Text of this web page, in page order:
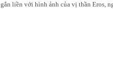
gắn liền với hình ảnh của vị thần Eros,